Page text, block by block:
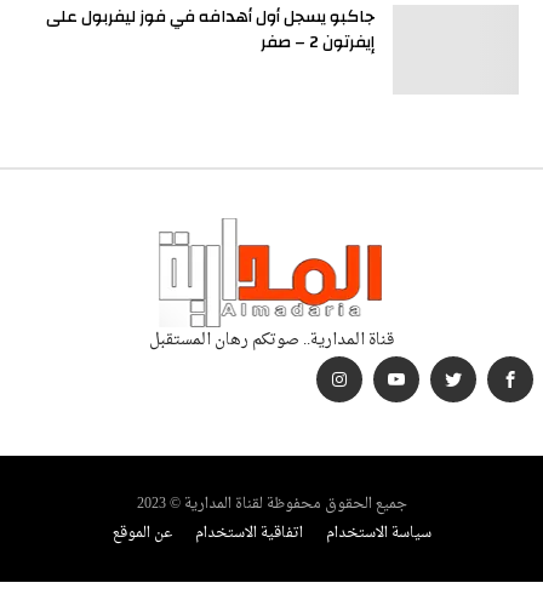
جاكبو يسجل أول أهدافه في فوز ليفربول على
إيفرتون 2 – صفر
قناة المدارية.. صوتكم رهان المستقبل
جميع الحقوق محفوظة لقناة المدارية © 2023
سياسة الاستخدام
اتفاقية الاستخدام عن الموقع